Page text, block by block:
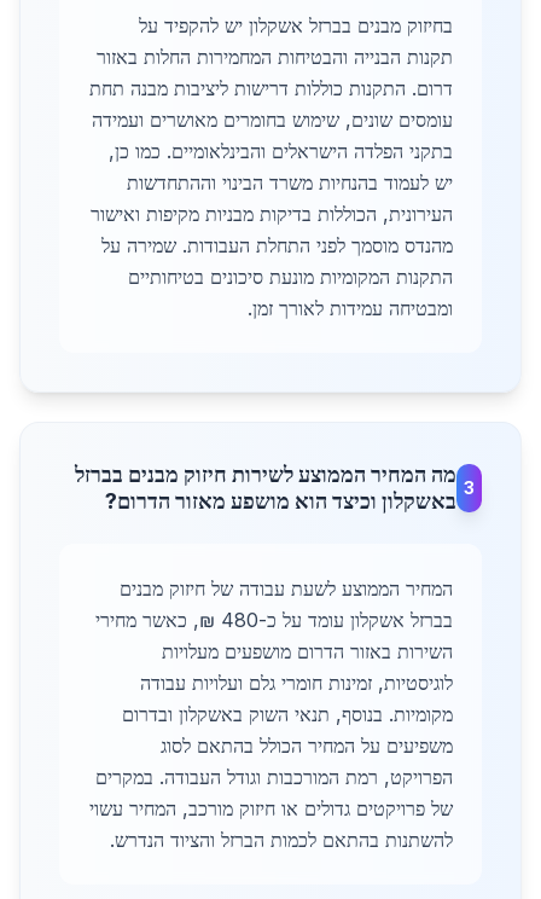
בחיזוק מבנים בברזל אשקלון יש להקפיד על
תקנות הבנייה והבטיחות המחמירות החלות באזור
דרום. התקנות כוללות דרישות ליציבות מבנה תחת
עומסים שונים, שימוש בחומרים מאושרים ועמידה
בתקני הפלדה הישראלים והבינלאומיים. כמו כן,
יש לעמוד בהנחיות משרד הבינוי וההתחדשות
העירונית, הכוללות בדיקות מבניות מקיפות ואישור
מהנדס מוסמך לפני התחלת העבודות. שמירה על
התקנות המקומיות מונעת סיכונים בטיחותיים
ומבטיחה עמידות לאורך זמן.
3
מה המחיר הממוצע לשירות חיזוק מבנים בברזל
באשקלון וכיצד הוא מושפע מאזור הדרום?
המחיר הממוצע לשעת עבודה של חיזוק מבנים
בברזל אשקלון עומד על כ-480 ₪, כאשר מחירי
השירות באזור הדרום מושפעים מעלויות
לוגיסטיות, זמינות חומרי גלם ועלויות עבודה
מקומיות. בנוסף, תנאי השוק באשקלון ובדרום
משפיעים על המחיר הכולל בהתאם לסוג
הפרויקט, רמת המורכבות וגודל העבודה. במקרים
של פרויקטים גדולים או חיזוק מורכב, המחיר עשוי
להשתנות בהתאם לכמות הברזל והציוד הנדרש.